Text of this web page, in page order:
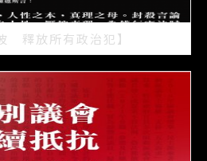
釋放所有政治犯】